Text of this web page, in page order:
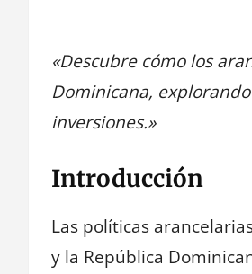
«Descubre cómo los
Dominicana,
inversiones.»
Introducción
Las políticas
y la República